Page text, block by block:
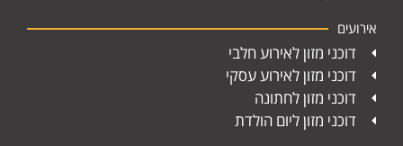
אירועים
דוכני מזון לאירוע חלבי
דוכני מזון לאירוע עסקי
דוכני מזון לחתונה
דוכני מזון ליום הולדת